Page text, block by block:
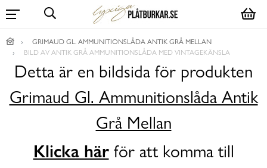
GRIMAUD GL. AMMUNITIONSLÅDA ANTIK GRÅ MELLAN
BILD AV ANTIK GRÅ AMMUNITIONSLÅDA MED VINTAGEKÄNSLA
Detta är en bildsida för produkten
Grimaud Gl. Ammunitionslåda Antik
Grå Mellan
Klicka härför att komma till